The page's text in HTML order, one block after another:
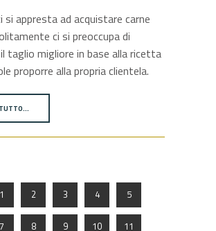
si appresta ad acquistare carne
ci si preoccupa di
taglio migliore in base alla ricetta
proporre alla propria clientela.
1 2 3 4 5
7 8 9 10 11